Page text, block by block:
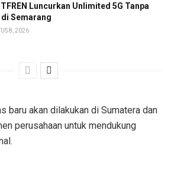
Luncurkan Unlimited 5G Tanpa
di Semarang
8, 2026
baru akan dilakukan di Sumatera dan
perusahaan untuk mendukung